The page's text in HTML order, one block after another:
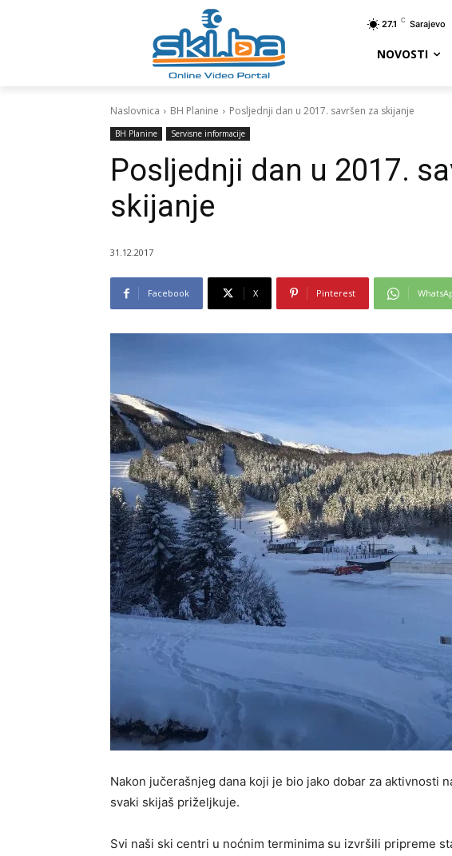
27.1 C Sarajevo
NOVOSTI
Naslovnica BH Planine Posljednji dan u 2017. savršen za skijanje
BH Planine Servisne informacije
Posljednji dan u 2017.
skijanje
31.12.2017
Facebook X Pinterest
Nakon jučerašnjeg dana koji je bio jako dobar za aktivnosti
svaki skijaš priželjkuje.
Svi naši ski centri u noćnim terminima su izvršili pripreme